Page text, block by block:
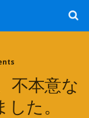
不本意な
た。